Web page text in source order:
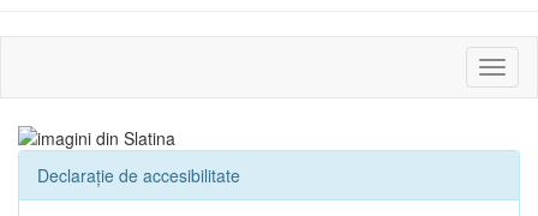
sau
Declarație de accesibilitate